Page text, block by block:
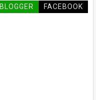
BLOGGER FACEBOOK